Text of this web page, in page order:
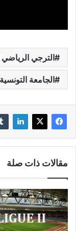
الترجي
الجامعة
مقالات ذات صلة